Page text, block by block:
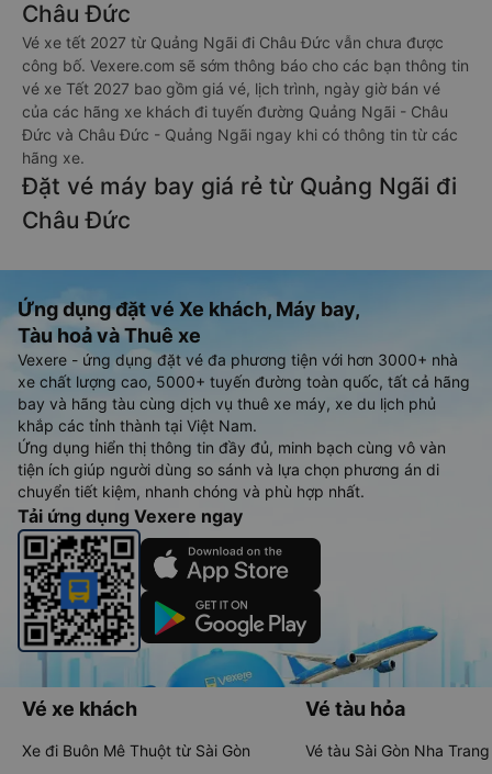
Châu Đức
Vé xe tết 2027 từ Quảng Ngãi đi Châu Đức vẫn chưa được
công bố. Vexere.com sẽ sớm thông báo cho các bạn thông tin
vé xe Tết 2027 bao gồm giá vé, lịch trình, ngày giờ bán vé
của các hãng xe khách đi tuyến đường Quảng Ngãi - Châu
Đức và Châu Đức - Quảng Ngãi ngay khi có thông tin từ các
hãng xe.
Đặt vé máy bay giá rẻ từ Quảng Ngãi đi
Châu Đức
Ứng dụng đặt vé Xe khách, Máy bay,
Tàu hoả và Thuê xe
Vexere - ứng dụng đặt vé đa phương tiện với hơn 3000+ nhà
xe chất lượng cao, 5000+ tuyến đường toàn quốc, tất cả hãng
bay và hãng tàu cùng dịch vụ thuê xe máy, xe du lịch phủ
khắp các tỉnh thành tại Việt Nam.
Ứng dụng hiển thị thông tin đầy đủ, minh bạch cùng vô vàn
tiện ích giúp người dùng so sánh và lựa chọn phương án di
chuyển tiết kiệm, nhanh chóng và phù hợp nhất.
Tải ứng dụng Vexere ngay
Vé xe khách
Xe đi Buôn Mê Thuột từ Sài Gòn
Vé tàu hỏa
Vé tàu Sài Gòn Nha Trang